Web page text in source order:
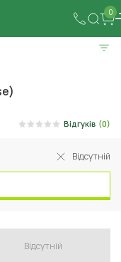
0
Відгуків (0)
Відсутній
Відсутній